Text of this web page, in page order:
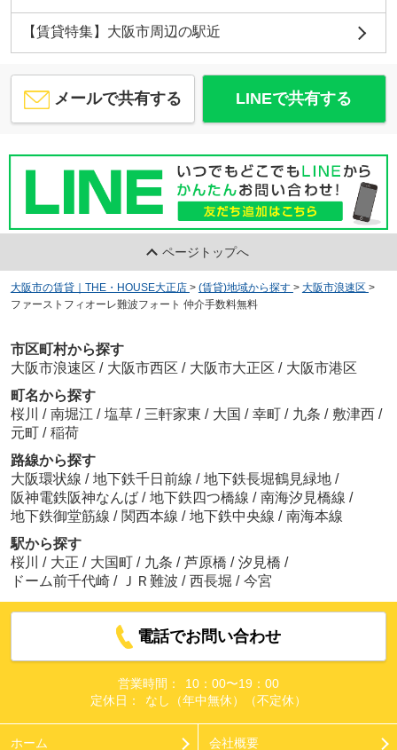
【賃貸特集】大阪市周辺の駅近
メールで共有する LINEで共有する
ページトップへ
大阪市の賃貸｜THE・HOUSE大正店 > (賃貸)地域から探す > 大阪市浪速区 >
ファーストフィオーレ難波フォート 仲介手数料無料
市区町村から探す
大阪市浪速区 / 大阪市西区 / 大阪市大正区 / 大阪市港区
町名から探す
桜川 / 南堀江 / 塩草 / 三軒家東 / 大国 / 幸町 / 九条 / 敷津西 /
元町 / 稲荷
路線から探す
大阪環状線 / 地下鉄千日前線 / 地下鉄長堀鶴見緑地 /
阪神電鉄阪神なんば / 地下鉄四つ橋線 / 南海汐見橋線 /
地下鉄御堂筋線 / 関西本線 / 地下鉄中央線 / 南海本線
駅から探す
桜川
/ 大正 / 大国町 / 九条 / 芦原橋 / 汐見橋 /
ドーム前千代崎 / ＪＲ難波 / 西長堀 / 今宮
電話でお問い合わせ
営業時間：
10：00〜19：00
定休日：
なし（年中無休）（不定休）
ホーム 会社概要